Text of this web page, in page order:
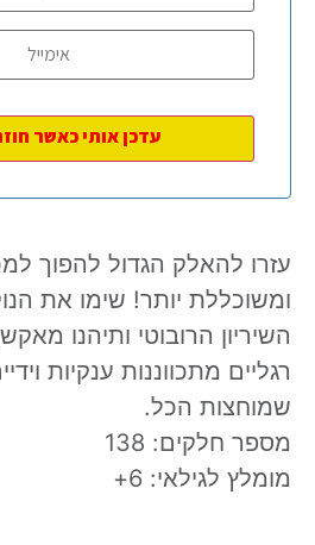
עזרו להאלק הגדול להפוך
ומשוכללת יותר! שימו את
השיריון הרובוטי ותיהנו
רגליים מתכווננות ענקיות
שמוחצות הכל.
מספר חלקים: 138
מומלץ לגילאי: 6+